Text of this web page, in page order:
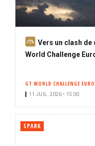
A
b
Vers un clash de
World Challenge
GT WORLD CHALLENGE
11 JUIL. 2026 • 15:00
SPARK